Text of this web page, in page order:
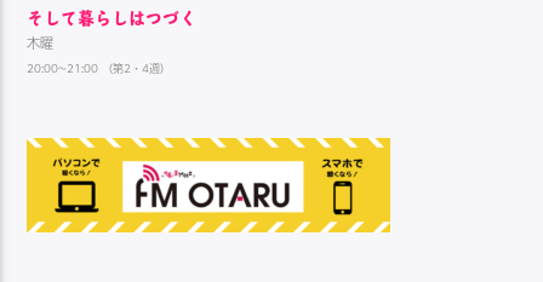
そして暮らしはつづく
木曜
20:00~21:00 （第2・4週）